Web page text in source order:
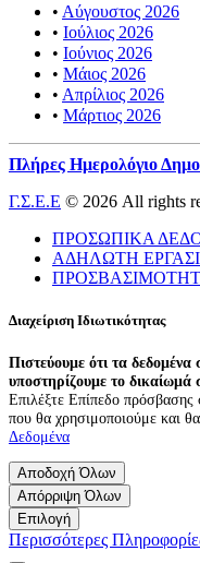
• Αύγουστος 2026
• Ιούλιος 2026
• Ιούνιος 2026
• Μάιος 2026
• Απρίλιος 2026
• Μάρτιος 2026
Πλήρες Ημερολόγιο
Γ.Σ.Ε.Ε © 2026 All rights
ΠΡΟΣΩΠΙΚΑ
ΑΔΗΛΩΤΗ
Διαχείριση Ιδιωτικότητας
Πιστεύουμε ότι τα δεδομένα
υποστηρίζουμε το δικαίωμά
Επιλέξτε Επίπεδο πρόσβασης
που θα χρησιμοποιούμε και
Δεδομένα
Αποδοχή Όλων
Απόρριψη Όλων
Επιλογή
Περισσότερες